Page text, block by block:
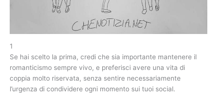
1
Se hai scelto la prima, credi che sia importante mantenere il
romanticismo sempre vivo, e preferisci avere una vita di
coppia molto riservata, senza sentire necessariamente
l’urgenza di condividere ogni momento sui tuoi social.